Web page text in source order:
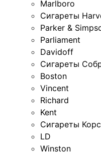
Marlboro
Сигареты
Parker &
Parliament
Davidoff
Сигареты
Boston
Vincent
Richard
Kent
Сигареты
LD
Winston